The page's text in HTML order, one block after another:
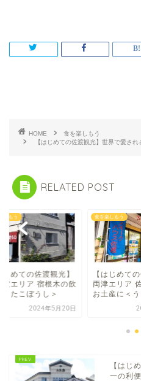
HOME
食を楽しもう
【はじめての佐渡観光】世界で愛さ
RELATED POST
しもう
じめての佐渡観光】
渡エリア 宿根木の飲
＜たこぼうし＞
2024年5月20日
食を楽しもう
【はじめて
両津エリア
お土産に＜
【はじ
一の利